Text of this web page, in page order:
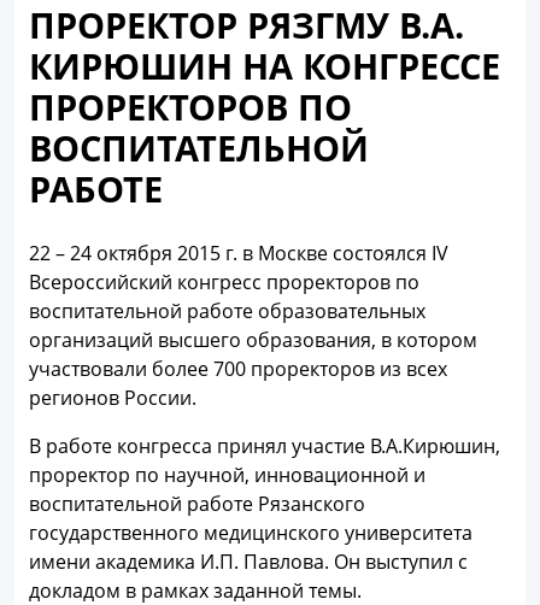
ПРОРЕКТОР РЯЗГМУ В.А.
КИРЮШИН НА КОНГРЕССЕ
ПРОРЕКТОРОВ ПО
ВОСПИТАТЕЛЬНОЙ
РАБОТЕ
22 – 24 октября 2015 г. в Москве состоялся IV
Всероссийский конгресс проректоров по
воспитательной работе образовательных
организаций высшего образования, в котором
участвовали более 700 проректоров из всех
регионов России.
В работе конгресса принял участие В.А.Кирюшин,
проректор по научной, инновационной и
воспитательной работе Рязанского
государственного медицинского университета
имени академика И.П. Павлова. Он выступил с
докладом в рамках заданной темы.